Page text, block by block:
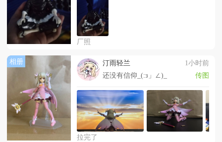
厂照
相册 汀雨轻兰
1小时前
还没有信仰_(:з」∠)_
传图
拉完了